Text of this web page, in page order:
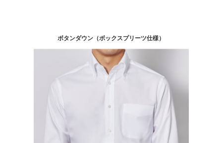
ボタンダウン（ボックスプリーツ仕様）